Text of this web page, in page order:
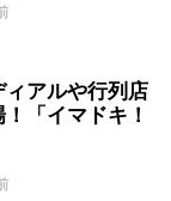
アルや行列店
「イマドキ！